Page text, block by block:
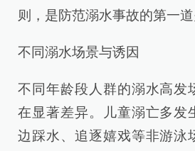
则，是防范溺水事故的第一道
不同溺水场景与诱因
不同年龄段人群的溺水高发
在显著差异。儿童溺亡多发
边踩水、追逐嬉戏等非游泳